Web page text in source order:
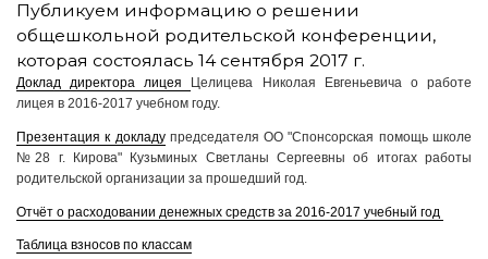
Публикуем информацию о решении
общешкольной родительской конференции,
которая состоялась 14 сентября 2017 г.
Доклад директора лицея Целицева Николая Евгеньевичао работе
лицея в 2016-2017 учебном году.
Презентация к докладупредседателя ОО "Спонсорская помощь школе
№28 г. Кирова" Кузьминых Светланы Сергеевны об итогах работы
родительской организации за прошедший год.
Отчёт о расходовании денежных средств за 2016-2017 учебный год
Таблица взносов по классам